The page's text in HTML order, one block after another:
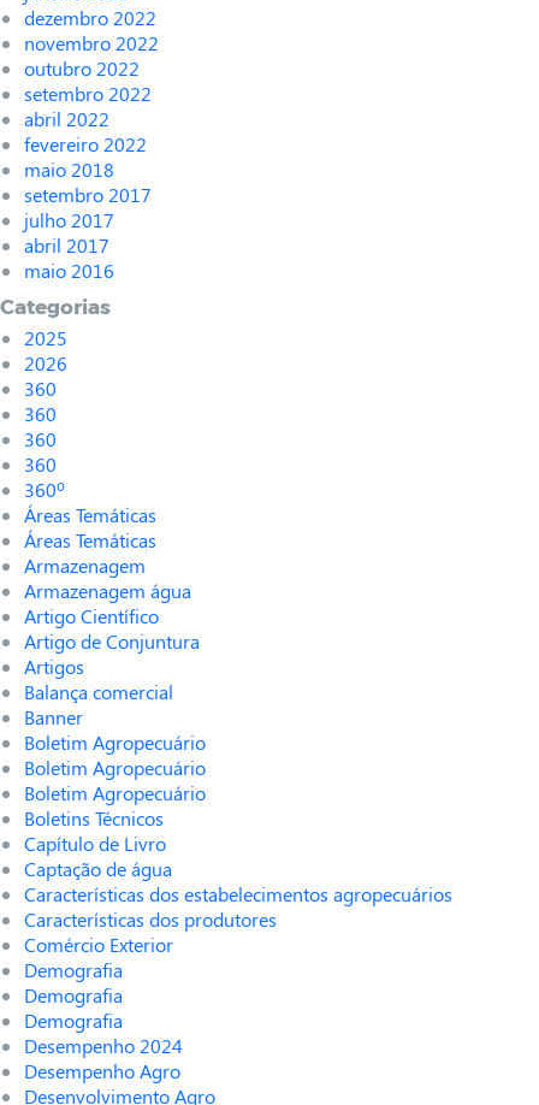
dezembro 2022
novembro 2022
outubro 2022
setembro 2022
abril 2022
fevereiro 2022
maio 2018
setembro 2017
julho 2017
abril 2017
maio 2016
Categorias
2025
2026
360
360
360
360
360º
Áreas Temáticas
Áreas Temáticas
Armazenagem
Armazenagem água
Artigo Científico
Artigo de Conjuntura
Artigos
Balança comercial
Banner
Boletim Agropecuário
Boletim Agropecuário
Boletim Agropecuário
Boletins Técnicos
Capítulo de Livro
Captação de água
Características dos estabelecimentos agropecuários
Características dos produtores
Comércio Exterior
Demografia
Demografia
Demografia
Desempenho 2024
Desempenho Agro
Desenvolvimento Agro